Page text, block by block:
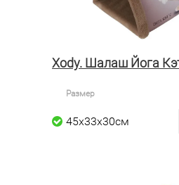
Xody. Шалаш Йога
Размер
45х33х30см